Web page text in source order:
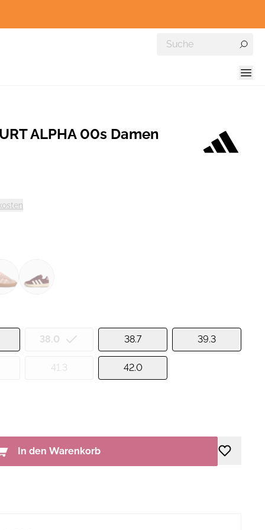
ALPHA 00s Damen
38.0 38.7 39.3
41.3 42.0
In den Warenkorb